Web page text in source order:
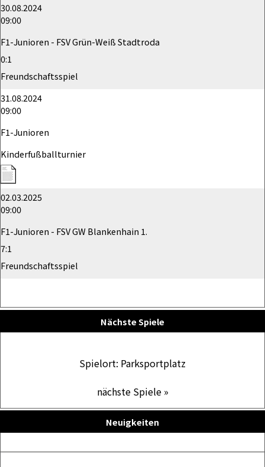
30.08.2024
09:00
F1-Junioren - FSV Grün-Weiß Stadtroda
0:1
Freundschaftsspiel
31.08.2024
09:00
F1-Junioren
Kinderfußballturnier
02.03.2025
09:00
F1-Junioren - FSV GW Blankenhain 1.
7:1
Freundschaftsspiel
Nächste Spiele
Spielort: Parksportplatz
nächste Spiele »
Neuigkeiten